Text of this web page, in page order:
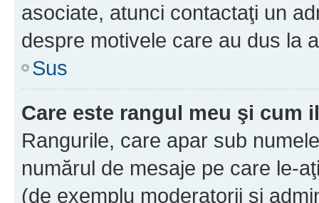
asociate, atunci contactaţi un
despre motivele care au dus la
Sus
Care este rangul meu şi cum
Rangurile, care apar sub
numărul de mesaje pe care le-
(de exemplu moderatorii şi